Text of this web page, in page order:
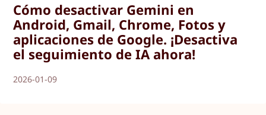
Cómo desactivar Gemini en
Android, Gmail, Chrome, Fotos y
aplicaciones de Google. ¡Desactiva
el seguimiento de IA ahora!
2026-01-09